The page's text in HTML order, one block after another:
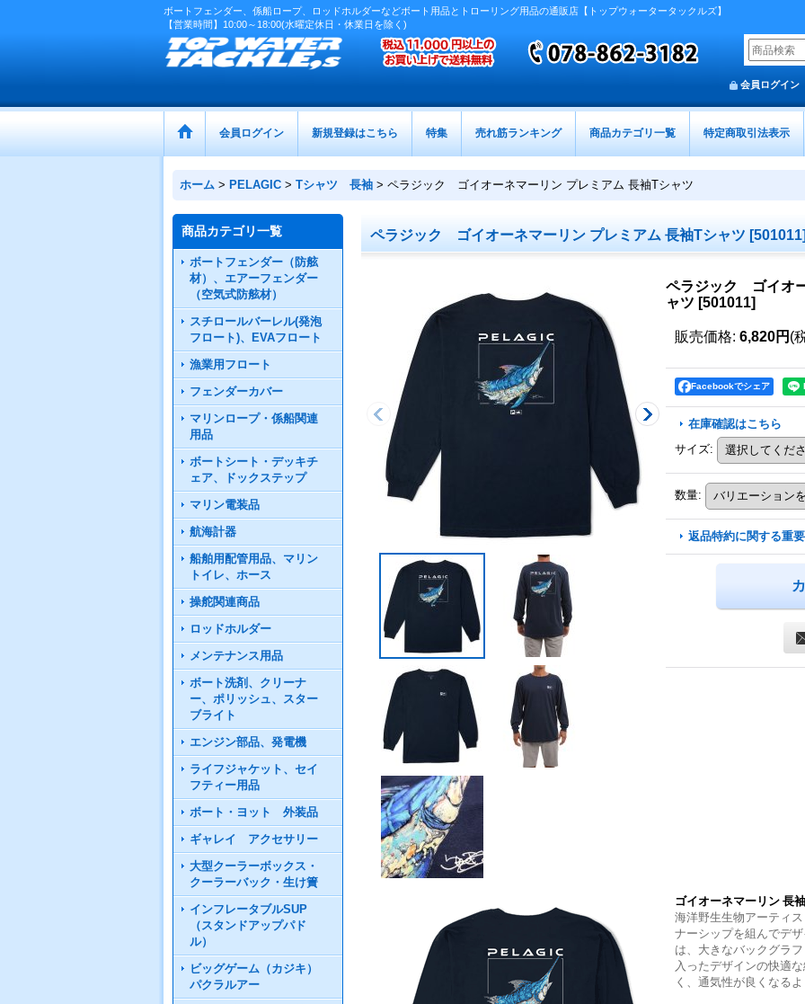
ボートフェンダー、係船ロープ、ロッドホルダーなどボート用品とトローリング用品の通販店【トップウォータータックルズ】
【営業時間】10:00～18:00(水曜定休日・休業日を除く)
会員ログイン
会員ログイン 新規登録はこちら 特集 売れ筋ランキング 商品カテゴリ一覧 特定商取引法表示
ホーム > PELAGIC > Tシャツ 長袖 > ペラジック ゴイオーネマーリン プレミアム 長袖Tシャツ
商品カテゴリ一覧
ボートフェンダー（防舷
材）、エアーフェンダー
（空気式防舷材）
スチロールバーレル(発泡
フロート)、EVAフロート
漁業用フロート
フェンダーカバー
マリンロープ・係船関連
用品
ボートシート・デッキチ
ェア、ドックステップ
マリン電装品
航海計器
船舶用配管用品、マリン
トイレ、ホース
操舵関連商品
ロッドホルダー
メンテナンス用品
ボート洗剤、クリーナ
ー、ポリッシュ、スター
ブライト
エンジン部品、発電機
ライフジャケット、セイ
フティー用品
ボート・ヨット 外装品
ギャレイ アクセサリー
大型クーラーボックス・
クーラーバック・生け簀
インフレータブルSUP
（スタンドアップパド
ル）
ビッグゲーム（カジキ）
パクラルアー
ペラジック ゴイオーネマーリン プレミアム 長袖Tシャツ [501011
ペラジック ゴイオ
ャツ [501011]
販売価格: 6,820円 (
Facebookでシェア
在庫確認はこちら
サイズ:
数量:
返品特約に関する重
ゴイオーネマーリン 長
海洋野生生物アーティ
ナーシップを組んでデ
は、大きなバックグラ
入ったデザインの快適
く、通気性が良くなる